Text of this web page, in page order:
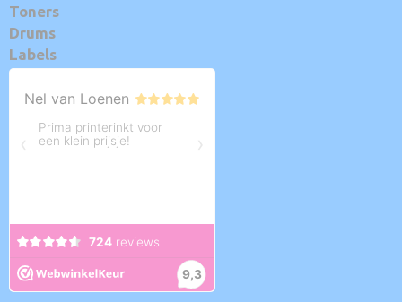
Toners
Drums
Labels